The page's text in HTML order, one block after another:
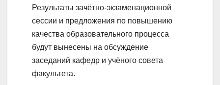
Результаты зачётно-экзаменационной
сессии и предложения по повышению
качества образовательного процесса
будут вынесены на обсуждение
заседаний кафедр и учёного совета
факультета.